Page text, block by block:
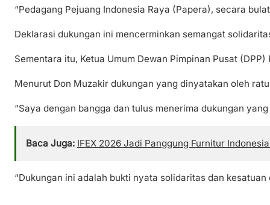
“Pedagang Pejuang Indonesia Raya (Papera), secara
Deklarasi dukungan ini mencerminkan semangat
Sementara itu, Ketua Umum Dewan Pimpinan Pusat
Menurut Don Muzakir dukungan yang dinyatakan oleh
“Saya dengan bangga dan tulus menerima dukungan
Baca Juga: IFEX 2026 Jadi Panggung Furnitur
“Dukungan ini adalah bukti nyata solidaritas dan